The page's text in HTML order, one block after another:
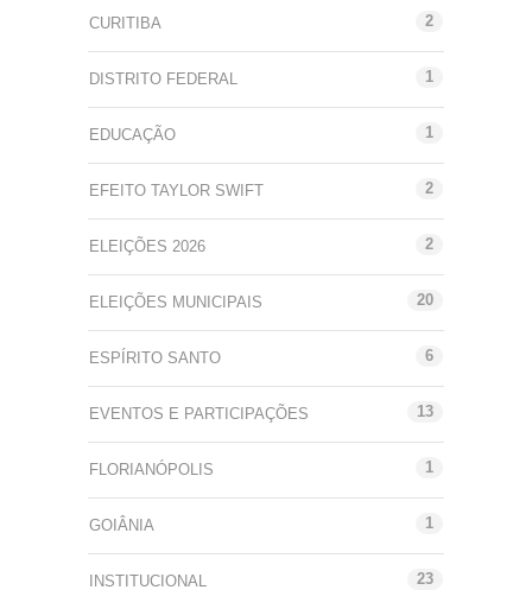
CURITIBA 2
DISTRITO FEDERAL 1
EDUCAÇÃO 1
EFEITO TAYLOR SWIFT 2
ELEIÇÕES 2026 2
ELEIÇÕES MUNICIPAIS 20
ESPÍRITO SANTO 6
EVENTOS E PARTICIPAÇÕES 13
FLORIANÓPOLIS 1
GOIÂNIA 1
INSTITUCIONAL 23